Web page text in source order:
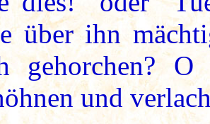
über ihn
gehorchen?
und